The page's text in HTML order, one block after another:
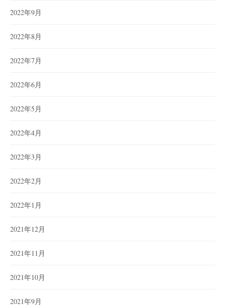
2022年9月
2022年8月
2022年7月
2022年6月
2022年5月
2022年4月
2022年3月
2022年2月
2022年1月
2021年12月
2021年11月
2021年10月
2021年9月